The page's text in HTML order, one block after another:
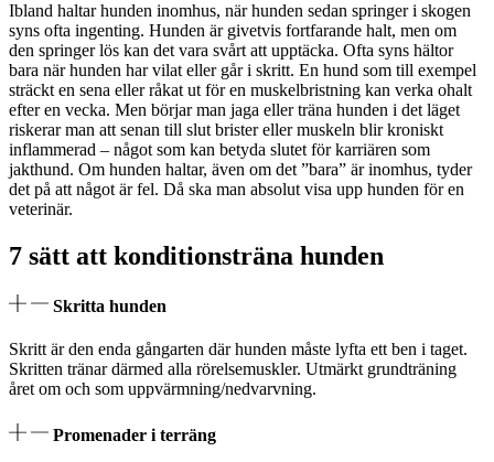
Ibland haltar hunden inomhus, när hunden sedan springer i skogen
syns ofta ingenting. Hunden är givetvis fortfarande halt, men om
den springer lös kan det vara svårt att upptäcka. Ofta syns hältor
bara när hunden har vilat eller går i skritt. En hund som till exempel
sträckt en sena eller råkat ut för en muskelbristning kan verka ohalt
efter en vecka. Men börjar man jaga eller träna hunden i det läget
riskerar man att senan till slut brister eller muskeln blir kroniskt
inflammerad – något som kan betyda slutet för karriären som
jakthund. Om hunden haltar, även om det ”bara” är inomhus, tyder
det på att något är fel. Då ska man absolut visa upp hunden för en
veterinär.
7 sätt att konditionsträna hunden
Skritta hunden
Skritt är den enda gångarten där hunden måste lyfta ett ben i taget.
Skritten tränar därmed alla rörelsemuskler. Utmärkt grundträning
året om och som uppvärmning/nedvarvning.
Promenader i terräng